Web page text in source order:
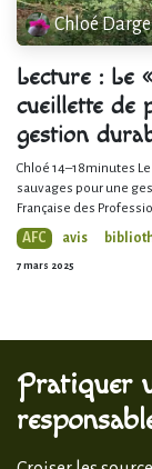
Chloé Darge
Lecture : Le
cueillette de
gestion
Chloé 14–18minutes
sauvages pour une
Française des
AFC avis
7 mars 2025
Pratiquer